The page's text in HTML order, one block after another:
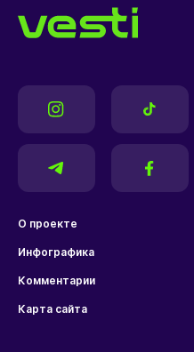
О проекте
Инфографика
Комментарии
Карта сайта